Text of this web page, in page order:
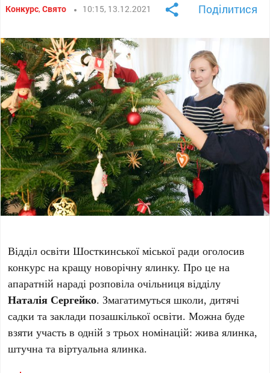
Конкурс,Свято 10:15, 13.12.2021 Поділитися
Відділ освіти Шосткинської міської ради оголосив
конкурс на кращу новорічну ялинку. Про це на
апаратній нараді розповіла очільниця відділу
Наталія Сергейко. Змагатимуться школи, дитячі
садки та заклади позашкілької освіти. Можна буде
взяти участь в одній з трьох номінацій: жива ялинка,
штучна та віртуальна ялинка.